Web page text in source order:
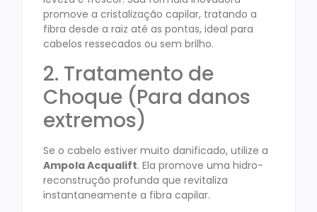
promove a cristalização capilar, tratando a
fibra desde a raiz até as pontas, ideal para
cabelos ressecados ou sem brilho.
2. Tratamento de
Choque (Para danos
extremos)
Se o cabelo estiver muito danificado, utilize a
Ampola Acqualift. Ela promove uma hidro-
reconstrução profunda que revitaliza
instantaneamente a fibra capilar.